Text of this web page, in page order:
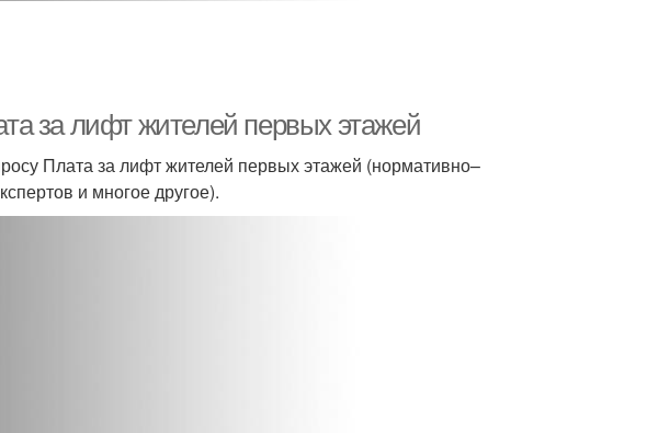
за лифт жителей первых этажей
Плата за лифт жителей первых этажей (нормативно–
и многое другое).